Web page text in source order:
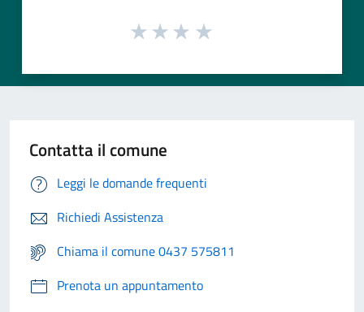
Contatta il comune
Leggi le domande frequenti
Richiedi Assistenza
Chiama il comune 0437 575811
Prenota un appuntamento